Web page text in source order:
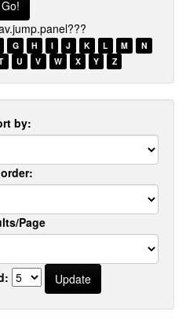
G H I J K L M
N
U V W X Y Z
by:
Page